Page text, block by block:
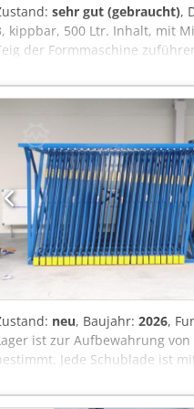
sehr gut (gebraucht),
kippbar, 500 Ltr. Inhalt, mit
der Formmaschine
Typ Z,
und Reinigung des
SARP (Italien), Typ
Modell
zur Beschickung
cm x 500 cm auf Pfosten
(Italien)
-
Spiralförderer, der Pakete
neu, Baujahr: 2026,
ist zur Aufbewahrung
Jede Schublade ist
Lagerkonstruktion
mm. Die